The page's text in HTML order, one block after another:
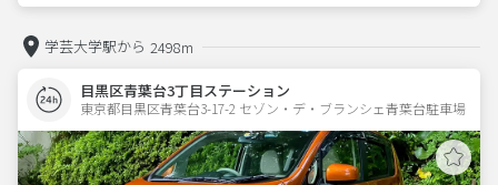
学芸大学駅から 2498m
目黒区青葉台3丁目ステーション
東京都目黒区青葉台3-17-2 セゾン・デ・ブランシェ青葉台駐車場